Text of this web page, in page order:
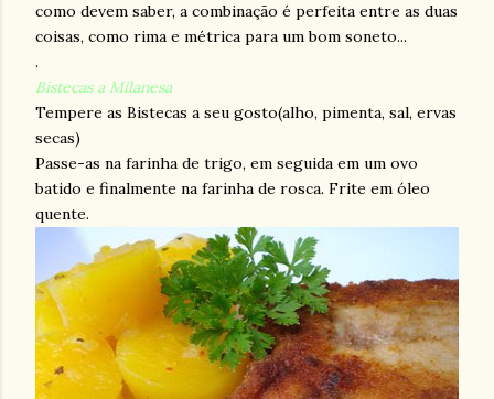
como devem saber, a combinação é perfeita entre as duas
coisas, como rima e métrica para um bom soneto...
.
Bistecas a Milanesa
Tempere as Bistecas a seu gosto(alho, pimenta, sal, ervas
secas)
Passe-as na farinha de trigo, em seguida em um ovo
batido e finalmente na farinha de rosca. Frite em óleo
quente.